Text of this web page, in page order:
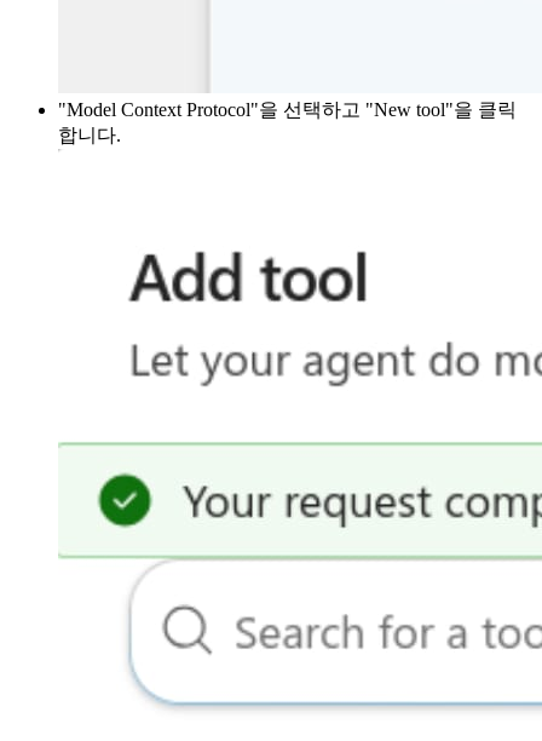
"Model Context Protocol"을 선택하고 "New tool"을 클릭
합니다.